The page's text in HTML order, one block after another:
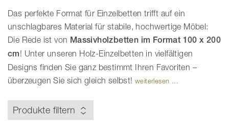
Das perfekte Format für Einzelbetten trifft auf ein
unschlagbares Material für stabile, hochwertige Möbel:
Die Rede ist von Massivholzbetten im Format 100 x 200
cm! Unter unseren Holz-Einzelbetten in vielfältigen
Designs finden Sie ganz bestimmt Ihren Favoriten –
überzeugen Sie sich gleich selbst! weiterlesen ...
Produkte filtern